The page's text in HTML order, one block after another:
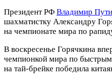
Президент РФ Владимир
шахматистку Александру
на чемпионате мира по
В воскресенье Горячкина
чемпионкой мира по
на тай‑брейке победила